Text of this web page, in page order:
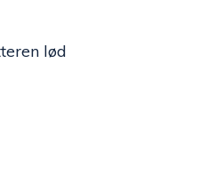
lød